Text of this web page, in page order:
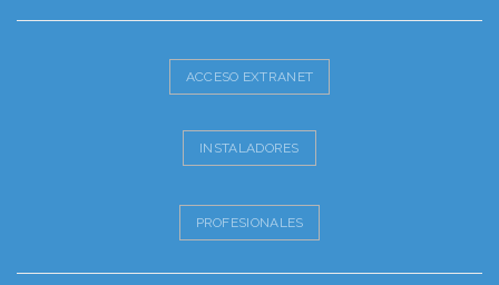
ACCESO EXTRANET
INSTALADORES
PROFESIONALES